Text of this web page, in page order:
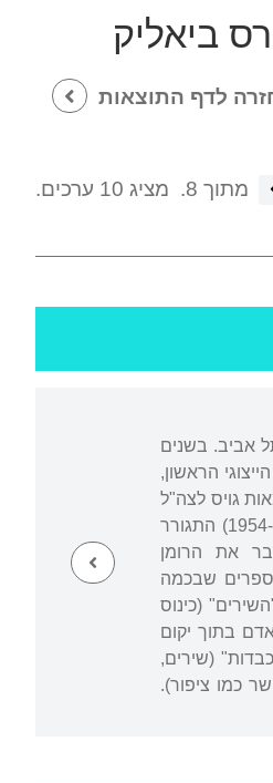
ביאליק
לדף התוצאות
מתוך 8.
מציג 10 ערכים.
בתל אביב. בשנים
הראשון,
גויס לצה"ל
ופיקד כסמל על מחלקה קרבית. קובץ שיריו הראשון, "משא דומה", יצא ב-1951 בהוצאת מחברות לספרות. כשנתיים (1954-1952) התגורר
חזר לירושלים, נשא אישה, התגרש ממנה (1955), ואז חיבר את הרומן
ופירסם סדרת ספרים שבכמה
עקבית: "על מצבו של האדם" (1967); "מות אבימלך ועלייתו השמיימה בזרועות אמו" (1969); "השירים" (כינוס
על מצוקתו של האדם בתוך יקום
אלוהים" (הגות, 1974); "אל שתי נערות נכבדות" (שירים,
פייגאלע" (אני שר כמו ציפור).